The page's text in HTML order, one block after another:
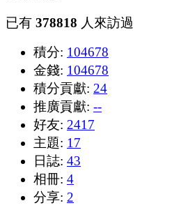
已有 378818 人來訪過
積分: 104678
金錢: 104678
積分貢獻: 24
推廣貢獻: --
好友: 2417
主題: 17
日誌: 43
相冊: 4
分享: 2